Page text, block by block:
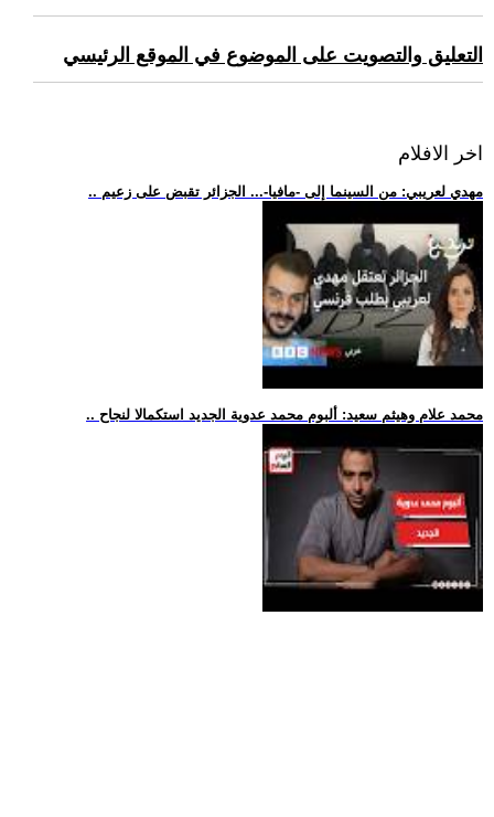
التعليق والتصويت على الموضوع في الموقع الرئيسي
اخر الافلام
.. مهدي لعريبي: من السينما إلى -مافيا-... الجزائر تقبض على زعيم
.. محمد علام وهيثم سعيد: ألبوم محمد عدوية الجديد استكمالا لنجاح